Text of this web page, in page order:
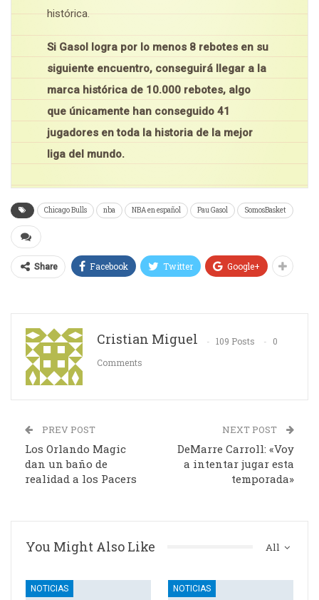
histórica.
Si Gasol logra por lo menos 8 rebotes en su
siguiente encuentro, conseguirá llegar a la
marca histórica de 10.000 rebotes, algo
que únicamente han conseguido 41
jugadores en toda la historia de la mejor
liga del mundo.
Chicago Bulls nba NBA en español Pau Gasol SomosBasket
Share Facebook Twitter Google+
Cristian Miguel 109 Posts
0
Comments
PREV POST
Los Orlando Magic
dan un baño de
realidad a los Pacers
NEXT POST
DeMarre Carroll: «Voy
a intentar jugar esta
temporada»
All
You Might Also Like
NOTICIAS NOTICIAS